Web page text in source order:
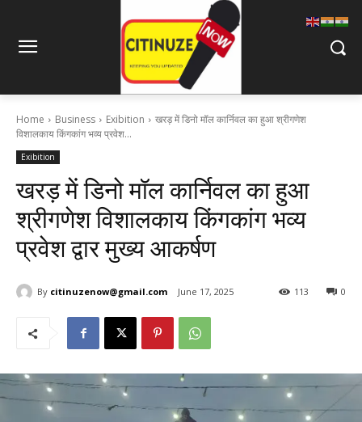
Home Business Exibition
खरड़ में डिनो मॉल कार्निवल का हुआ श्रीगणेश
विशालकाय किंगकांग भव्य प्रवेश...
Exibition
खरड़ में डिनो मॉल कार्निवल का हुआ
श्रीगणेश विशालकाय किंगकांग भव्य
प्रवेश द्वार मुख्य आकर्षण
By citinuzenow@gmail.com June 17, 2025 0
113